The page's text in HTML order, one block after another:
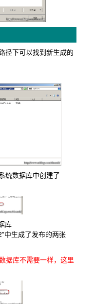
径下可以找到新生成的
统数据库中创建了
库
中生成了发布的两张
据库不需要一样，这里